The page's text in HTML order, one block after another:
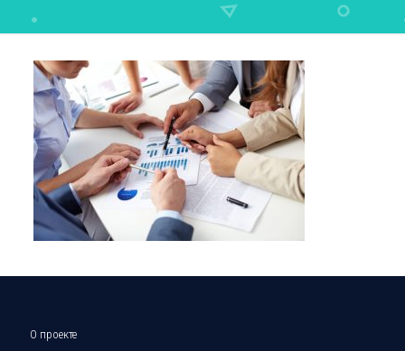
О проекте